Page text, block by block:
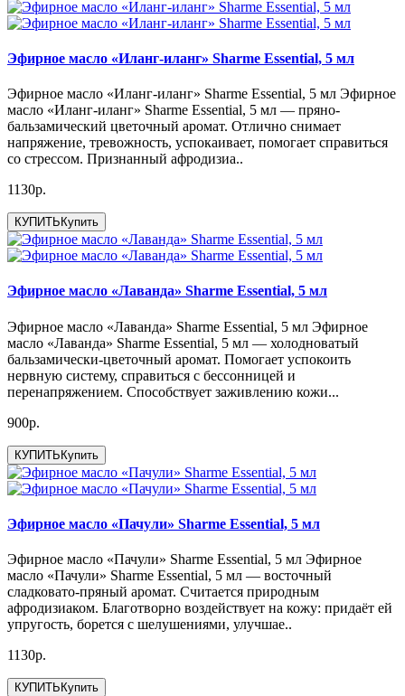
Эфирное масло «Иланг-иланг» Sharme Essential, 5 мл
Эфирное масло «Иланг-иланг» Sharme Essential, 5 мл Эфирное
масло «Иланг-иланг» Sharme Essential, 5 мл — пряно-
бальзамический цветочный аромат. Отлично снимает
напряжение, тревожность, успокаивает, помогает справиться
со стрессом. Признанный афродизиа..
1130р.
КУПИТЬ Купить
Эфирное масло «Лаванда» Sharme Essential, 5 мл
Эфирное масло «Лаванда» Sharme Essential, 5 мл Эфирное
масло «Лаванда» Sharme Essential, 5 мл — холодноватый
бальзамически-цветочный аромат. Помогает успокоить
нервную систему, справиться с бессонницей и
перенапряжением. Способствует заживлению кожи...
900р.
КУПИТЬКупить
Эфирное масло «Пачули» Sharme Essential, 5 мл
Эфирное масло «Пачули» Sharme Essential, 5 мл Эфирное
масло «Пачули» Sharme Essential, 5 мл — восточный
сладковато-пряный аромат. Считается природным
афродизиаком. Благотворно воздействует на кожу: придаёт ей
упругость, борется с шелушениями, улучшае..
1130р.
КУПИТЬ Купить